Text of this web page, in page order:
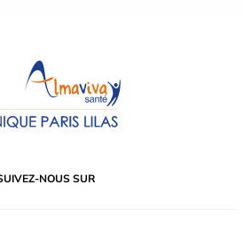
NOUS SUR